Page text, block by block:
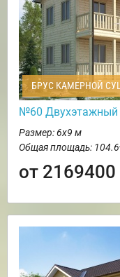
БРУС КАМЕРНОЙ
№60 Двухэтажный
Размер: 6х9 м
Общая площадь: 104.6
от 2169400